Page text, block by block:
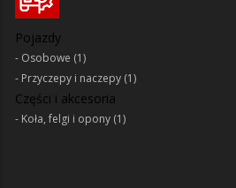
Pojazdy
Osobowe (1)
Przyczepy i naczepy (1)
Części i akcesoria
Koła, felgi i opony (1)